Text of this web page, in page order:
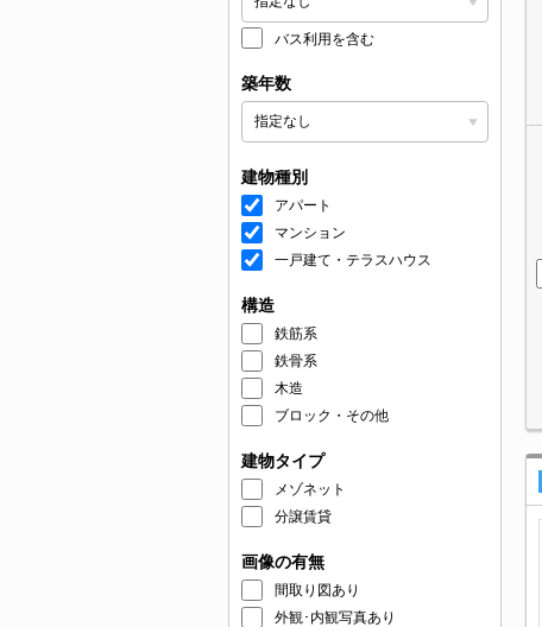
バス利用を含む
築年数
建物種別
アパート
マンション
一戸建て・テラスハウス
構造
鉄筋系
鉄骨系
木造
ブロック・その他
建物タイプ
メゾネット
分譲賃貸
画像の有無
間取り図あり
外観･内観写真あり